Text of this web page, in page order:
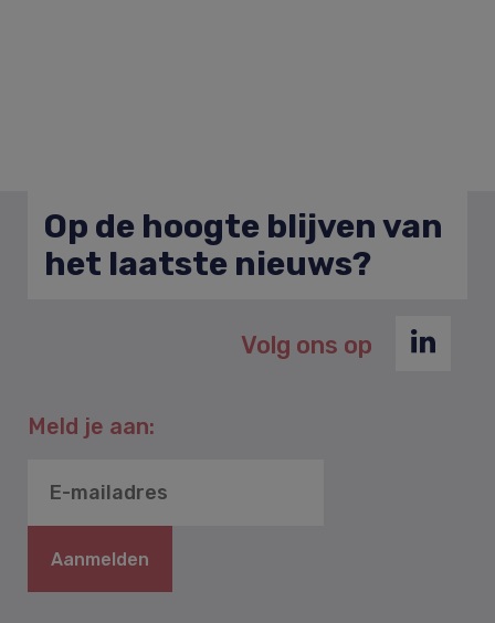
Op de hoogte blijven van
het laatste nieuws?
Volg ons op
Meld je aan:
Aanmelden